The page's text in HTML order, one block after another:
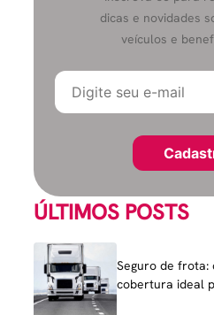
dicas e novidades
veículos e
ÚLTIMOS POSTS
Seguro de frota:
cobertura ideal